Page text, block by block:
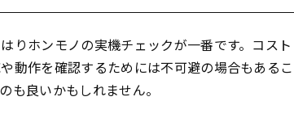
りホンモノの実機チェックが一番です。コスト
動作を確認するためには不可避の場合もあるこ
も良いかもしれません。